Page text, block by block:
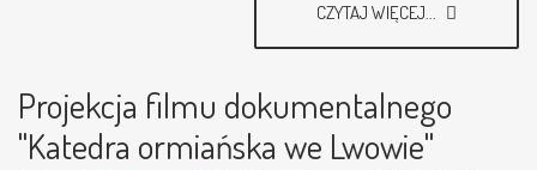
CZYTAJ WIĘCEJ...
Projekcja filmu dokumentalnego
"Katedra ormiańska we Lwowie"